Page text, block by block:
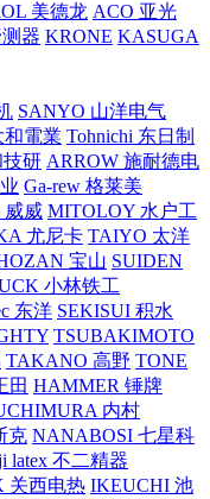
美德龙 ACO 亚光
器 KRONE KASUGA
SANYO 山洋电气
和電業 Tohnichi 东日制
技研 ARROW 施耐德电
Ga-rew 格莱美
威威 MITOLOY 水户工
尤尼卡 TAIYO 太洋
宝山 SUIDEN
小林铁工
东洋 SEKISUI 积水
TSUBAKIMOTO
TAKANO 高野 TONE
田 HAMMER 锤牌
内村
克 NANABOSI 七星科
latex 不二精器
关西电热 IKEUCHI 池